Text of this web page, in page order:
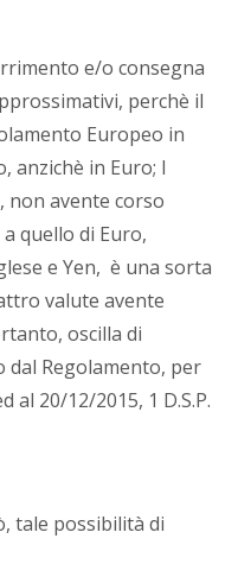
e/o consegna
perchè il
Europeo in
anzichè in Euro; I
non avente corso
quello di Euro,
e Yen, è una sorta
valute avente
oscilla di
dal Regolamento, per
al 20/12/2015, 1 D.S.P.
tale possibilità di